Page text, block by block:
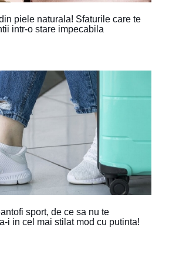
piele naturala! Sfaturile care te
intr-o stare impecabila
sport, de ce sa nu te
i in cel mai stilat mod cu putinta!